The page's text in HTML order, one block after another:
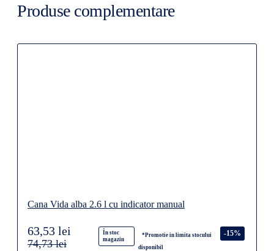
Produse complementare
Cana Vida alba 2.6 l cu indicator manual
În stoc
magazin
*Promotie in limita stocului
disponibil
-15%
63,53 lei
74,73 lei